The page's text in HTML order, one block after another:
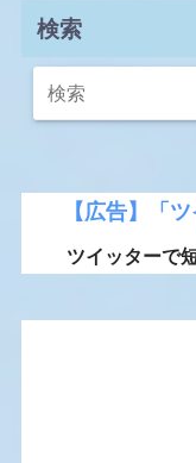
検索
【広告】「
ツイッターで